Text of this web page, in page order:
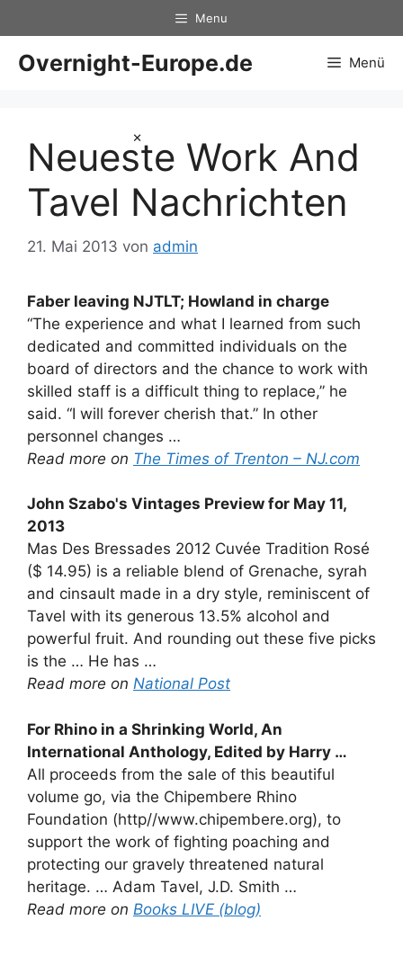
×
Inhalt
springen
Menu
Overnight-Europe.de Menü
Neueste Work And
Tavel Nachrichten
21. Mai 2013 von admin
Faber leaving NJTLT; Howland in charge
“The experience and what I learned from such
dedicated and committed individuals on the
board of directors and the chance to work with
skilled staff is a difficult thing to replace,” he
said. “I will forever cherish that.” In other
personnel changes …
Read more on The Times of Trenton – NJ.com
John Szabo's Vintages Preview for May 11,
2013
Mas Des Bressades 2012 Cuvée Tradition Rosé
($ 14.95) is a reliable blend of Grenache, syrah
and cinsault made in a dry style, reminiscent of
Tavel with its generous 13.5% alcohol and
powerful fruit. And rounding out these five picks
is the … He has …
Read more on National Post
For Rhino in a Shrinking World, An
International Anthology, Edited by Harry …
All proceeds from the sale of this beautiful
volume go, via the Chipembere Rhino
Foundation (http//www.chipembere.org), to
support the work of fighting poaching and
protecting our gravely threatened natural
heritage. … Adam Tavel, J.D. Smith …
Read more on Books LIVE (blog)